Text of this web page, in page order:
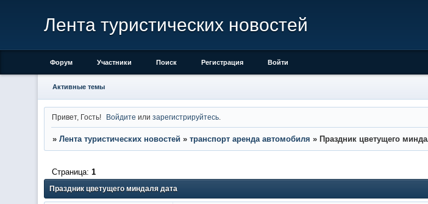
Лента туристических новостей
Форум Участники Поиск Регистрация Войти
Активные темы
Привет, Гость! Войдите илизарегистрируйтесь
» Лента туристических новостей » транспорт аренда автомобиля » Праздник цветущего
Праздник цветущего миндаля дата
Страница: 1